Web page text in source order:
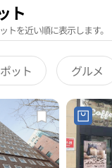
ト
を近い順に表示します。
ット グルメ